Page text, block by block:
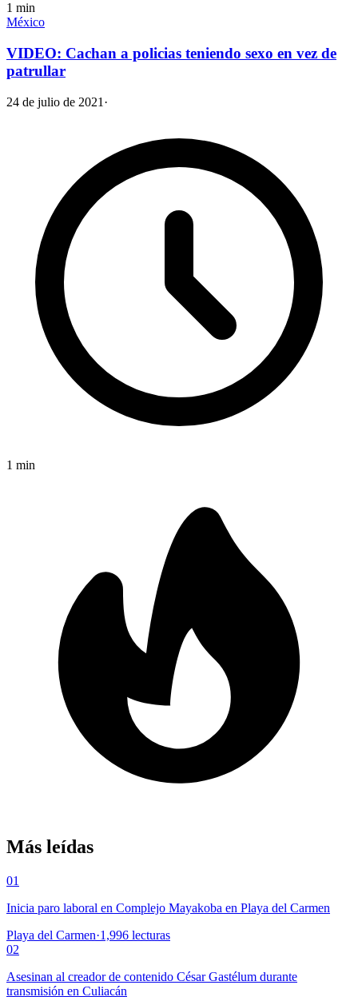
1 min
México
VIDEO: Cachan a policias teniendo sexo en vez de
patrullar
24 de julio de 2021 ·
1 min
Más leídas
01
Inicia paro laboral en Complejo Mayakoba en Playa del Carmen
Playa del Carmen·1,996 lecturas
02
Asesinan al creador de contenido César Gastélum durante
transmisión en Culiacán